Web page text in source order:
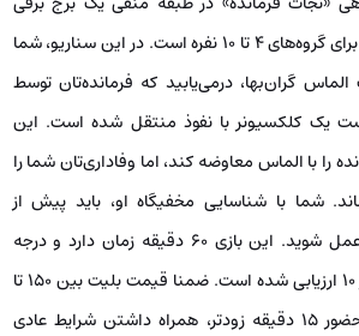
مشهد، تجربه‌ای هیجانی برای گروه‌های ۴ تا ۱۰ نفره است. در این سناریو، شما
گران‌بها، درمی‌یابید که فرمانده‌تان توسط
یک کلکسیونر با نفوذ منتقل شده است. این
را با الماس معاوضه کند، اما وفاداری‌تان شما را
شما با شناسایی مخفیگاه او، باید پیش از
جابه‌جایی فرمانده وارد عمل شوید. این بازی ۶۰ دقیقه زمان دارد و درجه
دشواری آن بین ۷ تا ۸ از ۱۰ ارزیابی شده است. ضمنا قیمت بلیت بین ۱۵۰ تا
۲۵۰ هزار تومان است. حضور ۱۵ دقیقه زودتر، همراه داشتن شرایط عادی